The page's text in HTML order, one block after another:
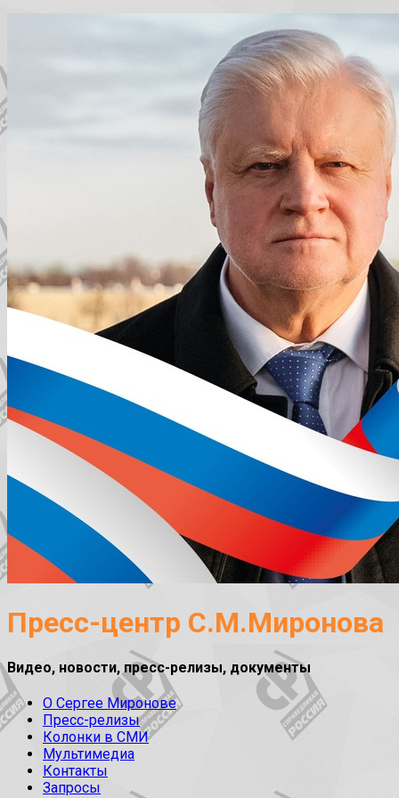
Пресс-центр С.М.Миронова
Видео, новости, пресс-релизы, документы
О Сергее Миронове
Пресс-релизы
Колонки в СМИ
Мультимедиа
Контакты
Запросы